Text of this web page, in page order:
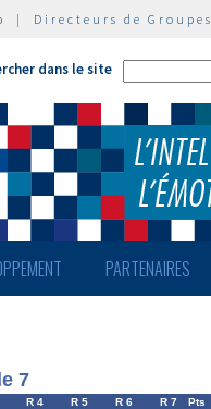
| Directeurs de Groupes
dans le site
PARTENAIRES
7
R 4 R 5 R 6 R 7 Pts